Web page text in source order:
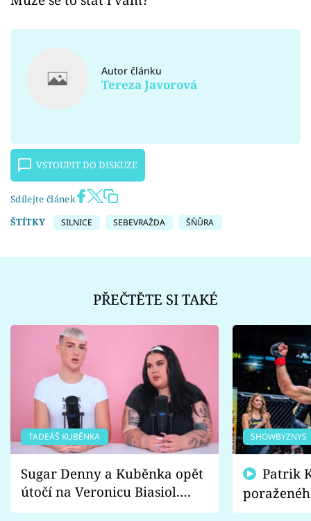
Autor článku
Tereza Javorová
VSTOUPIT DO DISKUZE
Sdílejte článek
ŠTÍTKY
SILNICE SEBEVRAŽDA ŠŇŮRA
PŘEČTĚTE SI TAKÉ
TADEÁŠ KUBĚNKA
Sugar Denny a Kuběnka opět
útočí na Veronicu Biasiol.
Proč je podle nich falešná a
SHOWBYZNYS
fanoušci